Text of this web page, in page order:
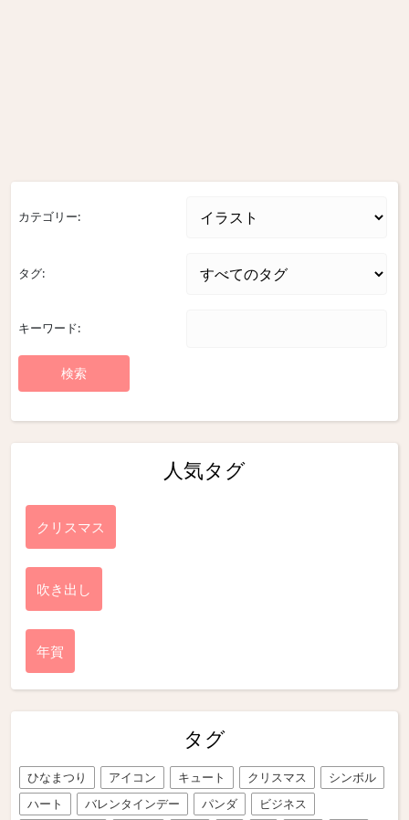
カテゴリー:
タグ:
キーワード:
人気タグ
クリスマス
吹き出し
年賀
タグ
ひなまつり アイコン キュート クリスマス
シンボル
ハート
バレンタインデー パンダ
ビジネス